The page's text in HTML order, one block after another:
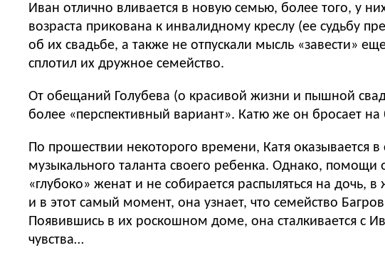
Иван отлично вливается в новую семью, более того, у
возраста прикована к инвалидному креслу (ее судьбу
об их свадьбе, а также не отпускали мысль «завести»
сплотил их дружное семейство.
От обещаний Голубева (о красивой жизни и пышной
более «перспективный вариант». Катю же он бросает
По прошествии некоторого времени, Катя оказывается
музыкального таланта своего ребенка. Однако,
«глубоко» женат и не собирается распыляться на дочь,
и в этот самый момент, она узнает, что семейство
Появившись в их роскошном доме, она сталкивается с
чувства…